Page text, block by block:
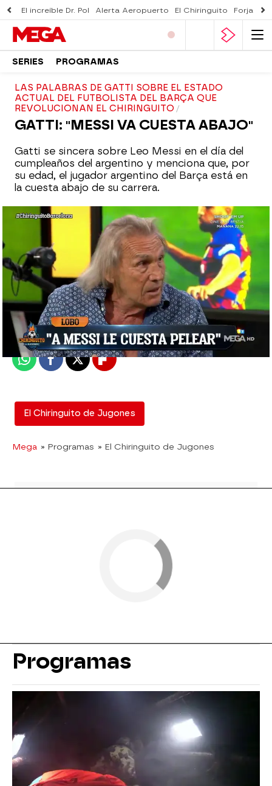
El increíble Dr. Pol Alerta Aeropuerto El Chiringuito Forjado
SERIES PROGRAMAS
LAS PALABRAS DE GATTI SOBRE EL ESTADO
ACTUAL DEL FUTBOLISTA DEL BARÇA QUE
REVOLUCIONAN EL CHIRINGUITO
GATTI: "MESSI VA CUESTA ABAJO"
Gatti se sincera sobre Leo Messi en el día del
cumpleaños del argentino y menciona que, por
su edad, el jugador argentino del Barça está en
la cuesta abajo de su carrera.
El Chiringuito
Madrid
Publicado:25 de junio de 2020, 03:03
WhatsappFacebook
X Flipboard
El Chiringuito de Jugones
Mega » Programas » El Chiringuito de Jugones
Programas